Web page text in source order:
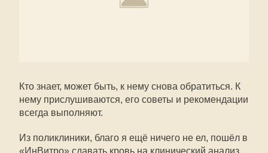
Кто знает, может быть, к нему снова обратиться. К
нему прислушиваются, его советы и рекомендации
всегда выполняют.
Из поликлиники, благо я ещё ничего не ел, пошёл в
«ИнВитро» сдавать кровь на клинический анализ.